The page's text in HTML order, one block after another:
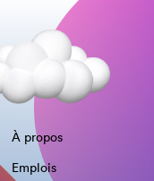
À propos
Emplois